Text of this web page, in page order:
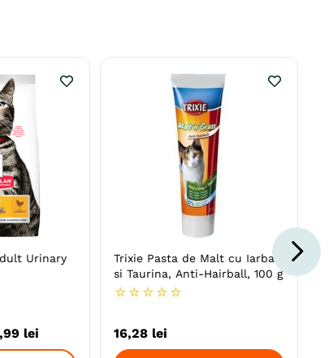
Urinary
,99 lei
Trixie Pasta de Malt cu Iarba
si Taurina, Anti-Hairball, 100 g
☆ ☆ ☆ ☆ ☆
16,28 lei